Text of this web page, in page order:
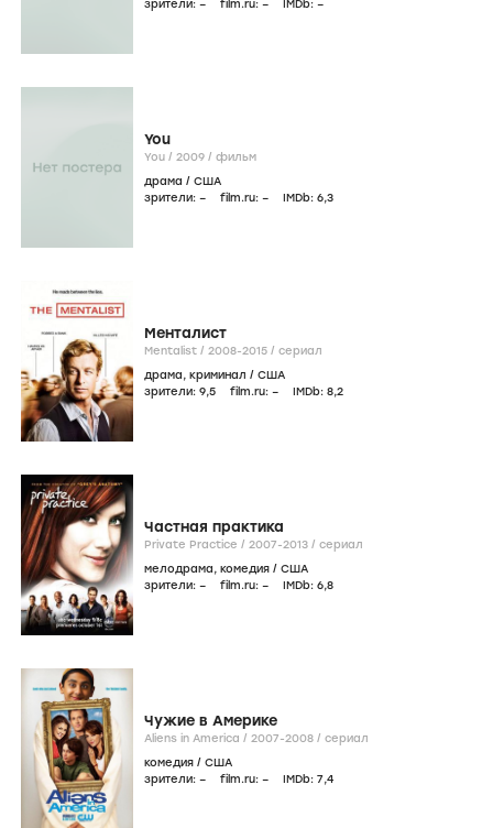
зрители: – film.ru: – IMDb: –
You
You / 2009 / фильм
драма / США
зрители: – film.ru: – IMDb: 6,3
Менталист
Mentalist / 2008-2015 / сериал
драма, криминал / США
зрители: 9,5 film.ru: – IMDb: 8,2
Частная практика
Private Practice / 2007-2013 / сериал
мелодрама, комедия / США
зрители: – film.ru: – IMDb: 6,8
Чужие в Америке
Aliens in America / 2007-2008 / сериал
комедия / США
зрители: – film.ru: – IMDb: 7,4